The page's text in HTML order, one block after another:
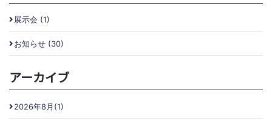
展示会 (1)
お知らせ (30)
アーカイブ
2026年8月(1)